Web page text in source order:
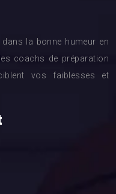
la bonne humeur en
coachs de préparation
vos faiblesses et